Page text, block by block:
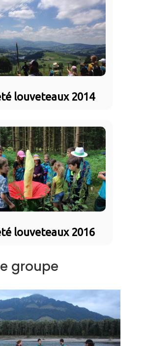
louveteaux 2014
louveteaux 2016
groupe